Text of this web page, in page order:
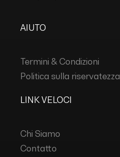
AIUTO
Termini & Condizioni
Politica sulla riservatezza
LINK VELOCI
Chi Siamo
Contatto